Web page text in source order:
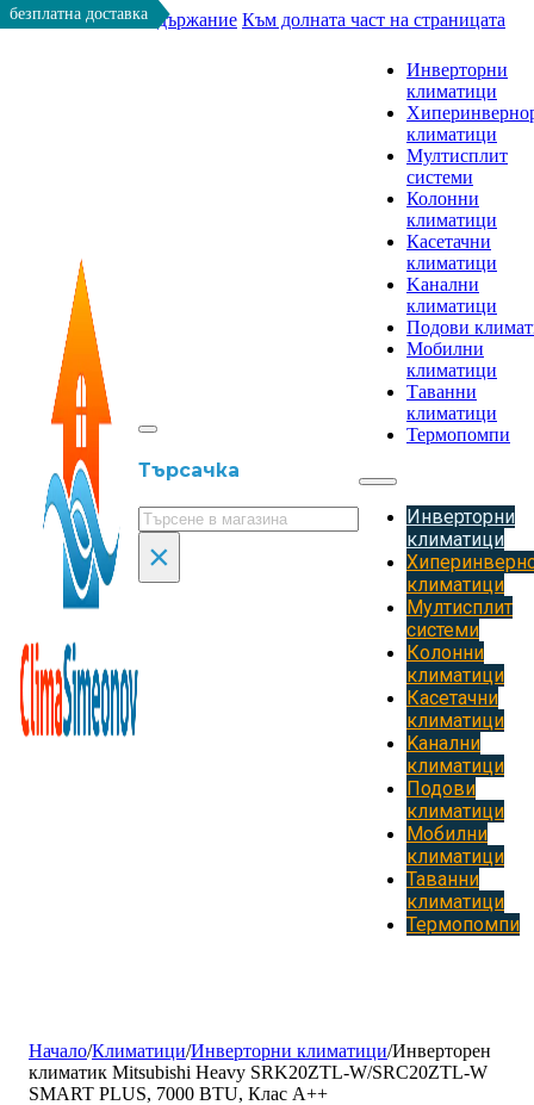
Към основното съдържание Към долната част на страницата
Търсачка
Търсене
×
Инверторни
климатици
климатици
Мултисплит
системи
Колонни
климатици
Касетачни
климатици
Kанални
климатици
Подови
Мобилни
климатици
Таванни
климатици
Термопомпи
Инверторни
климатици
климатици
Мултисплит
системи
Колонни
климатици
Касетачни
климатици
Kанални
климатици
Подови
климатици
Мобилни
климатици
Таванни
климатици
Термопомпи
Начало/Климатици/Инверторни климатици/Инверторен
климатик Mitsubishi Heavy SRK20ZTL-W/SRC20ZTL-W
SMART PLUS, 7000 BTU, Клас A++
безплатна доставка